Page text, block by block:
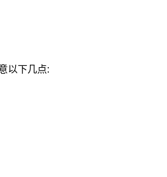
以下几点: